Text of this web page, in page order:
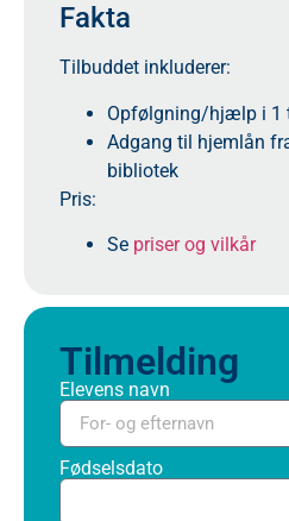
Fakta
Tilbuddet inkluderer:
Opfølgning/hjælp i 1
Adgang til hjemlån
bibliotek
Pris:
Se priser og vilkår
Tilmelding
Elevens navn
Fødselsdato